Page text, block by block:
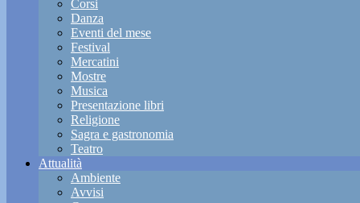
Corsi
Danza
Eventi del mese
Festival
Mercatini
Mostre
Musica
Presentazione libri
Religione
Sagra e gastronomia
Teatro
Attualità
Ambiente
Avvisi